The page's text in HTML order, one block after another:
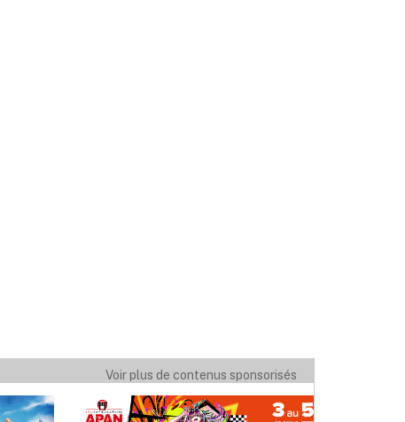
Voir plus de contenus sponsorisés